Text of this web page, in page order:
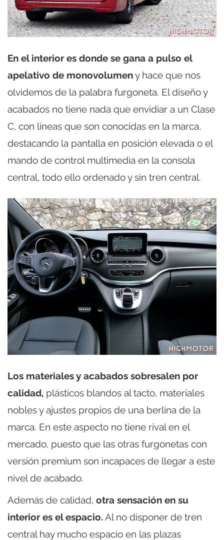
En el interior es donde se gana a pulso el
apelativo de monovolumeny hace que nos
olvidemos de la palabra furgoneta. El diseño y
acabados no tiene nada que envidiar a un Clase
C, con líneas que son conocidas en la marca,
destacando la pantalla en posición elevada o el
mando de control multimedia en la consola
central, todo ello ordenado y sin tren central.
Los materiales y acabados sobresalen por
calidad, plásticos blandos al tacto, materiales
nobles y ajustes propios de una berlina de la
marca. En este aspecto no tiene rival en el
mercado, puesto que las otras furgonetas con
versión premium son incapaces de llegar a este
nivel de acabado.
Además de calidad, otra sensación en su
interior es el espacio.Al no disponer de tren
central hay mucho espacio en las plazas